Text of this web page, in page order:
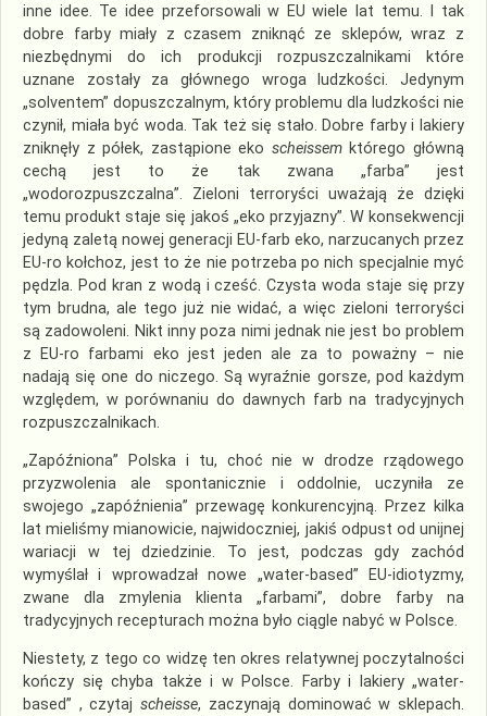
inne idee. Te idee przeforsowali w EU wiele lat temu. I tak
dobre farby miały z czasem zniknąć ze sklepów, wraz z
niezbędnymi do ich produkcji rozpuszczalnikami które
uznane zostały za głównego wroga ludzkości. Jedynym
„solventem” dopuszczalnym, który problemu dla ludzkości nie
czynił, miała być woda. Tak też się stało. Dobre farby i lakiery
zniknęły z półek, zastąpione eko scheissemktórego główną
cechą jest to że tak zwana „farba” jest
„wodorozpuszczalna”. Zieloni terroryści uważają że dzięki
temu produkt staje się jakoś „eko przyjazny”. W konsekwencji
jedyną zaletą nowej generacji EU-farb eko, narzucanych przez
EU-ro kołchoz, jest to że nie potrzeba po nich specjalnie myć
pędzla. Pod kran z wodą i cześć. Czysta woda staje się przy
tym brudna, ale tego już nie widać, a więc zieloni terroryści
są zadowoleni. Nikt inny poza nimi jednak nie jest bo problem
z EU-ro farbami eko jest jeden ale za to poważny – nie
nadają się one do niczego. Są wyraźnie gorsze, pod każdym
względem, w porównaniu do dawnych farb na tradycyjnych
rozpuszczalnikach.
„Zapóźniona” Polska i tu, choć nie w drodze rządowego
przyzwolenia ale spontanicznie i oddolnie, uczyniła ze
swojego „zapóźnienia” przewagę konkurencyjną. Przez kilka
lat mieliśmy mianowicie, najwidoczniej, jakiś odpust od unijnej
wariacji w tej dziedzinie. To jest, podczas gdy zachód
wymyślał i wprowadzał nowe „water-based” EU-idiotyzmy,
zwane dla zmylenia klienta „farbami”, dobre farby na
tradycyjnych recepturach można było ciągle nabyć w Polsce.
Niestety, z tego co widzę ten okres relatywnej poczytalności
kończy się chyba także i w Polsce. Farby i lakiery „water-
based” , czytajscheisse, zaczynają dominować w sklepach.